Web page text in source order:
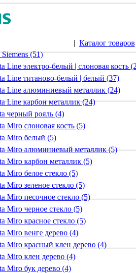
| Каталог товаров
(51)
Line электро-белый | слоновая кость
Line титаново-белый | белый (37)
Line алюминиевый металлик (24)
Line карбон металлик (24)
черный рояль (4)
Miro слоновая кость (5)
Miro белый (5)
Miro алюминиевый металлик (5)
Miro карбон металлик (5)
Miro белое стекло (5)
Miro зеленое стекло (5)
Miro песочное стекло (5)
Miro черное стекло (5)
Miro красное стекло (5)
Miro венге дерево (4)
Miro красный клен дерево (4)
Miro клен дерево (4)
Miro бук дерево (4)